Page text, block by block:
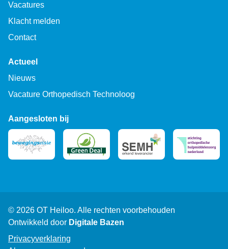
Vacatures
Klacht melden
Contact
Actueel
Nieuws
Vacature Orthopedisch Technoloog
Aangesloten bij
© 2026 OT Heiloo. Alle rechten voorbehouden
Ontwikkeld door Digitale Bazen
Privacyverklaring